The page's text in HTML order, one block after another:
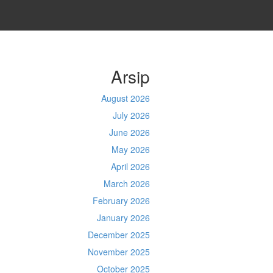
Arsip
August 2026
July 2026
June 2026
May 2026
April 2026
March 2026
February 2026
January 2026
December 2025
November 2025
October 2025